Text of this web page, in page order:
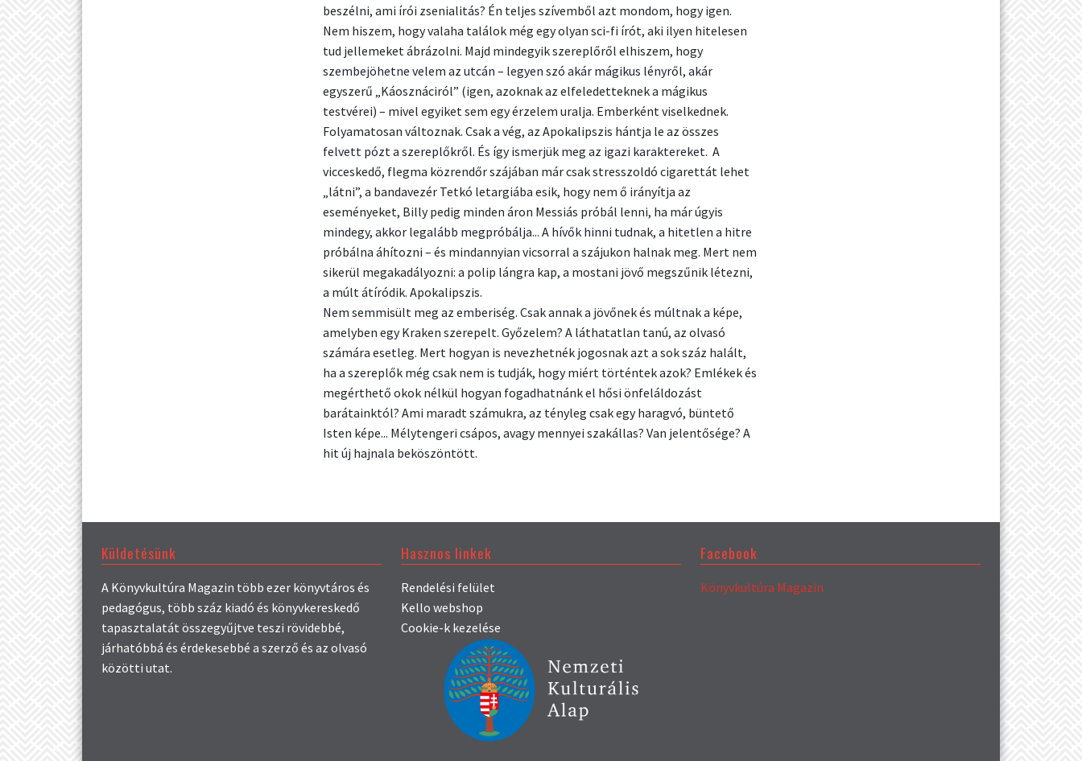
beszélni, ami írói zsenialitás? Én teljes szívemből azt mondom, hogy igen.
Nem hiszem, hogy valaha találok még egy olyan sci-fi írót, aki ilyen hitelesen
tud jellemeket ábrázolni. Majd mindegyik szereplőről elhiszem, hogy
szembejöhetne velem az utcán – legyen szó akár mágikus lényről, akár
egyszerű „Káosznáciról” (igen, azoknak az elfeledetteknek a mágikus
testvérei) – mivel egyiket sem egy érzelem uralja. Emberként viselkednek.
Folyamatosan változnak. Csak a vég, az Apokalipszis hántja le az összes
felvett pózt a szereplőkről. És így ismerjük meg az igazi karaktereket. A
vicceskedő, flegma közrendőr szájában már csak stresszoldó cigarettát lehet
„látni”, a bandavezér Tetkó letargiába esik, hogy nem ő irányítja az
eseményeket, Billy pedig minden áron Messiás próbál lenni, ha már úgyis
mindegy, akkor legalább megpróbálja... A hívők hinni tudnak, a hitetlen a hitre
próbálna áhítozni – és mindannyian vicsorral a szájukon halnak meg. Mert nem
sikerül megakadályozni: a polip lángra kap, a mostani jövő megszűnik létezni,
a múlt átíródik. Apokalipszis.
Nem semmisült meg az emberiség. Csak annak a jövőnek és múltnak a képe,
amelyben egy Kraken szerepelt. Győzelem? A láthatatlan tanú, az olvasó
számára esetleg. Mert hogyan is nevezhetnék jogosnak azt a sok száz halált,
ha a szereplők még csak nem is tudják, hogy miért történtek azok? Emlékek és
megérthető okok nélkül hogyan fogadhatnánk el hősi önfeláldozást
barátainktól? Ami maradt számukra, az tényleg csak egy haragvó, büntető
Isten képe... Mélytengeri csápos, avagy mennyei szakállas? Van jelentősége? A
hit új hajnala beköszöntött.
Küldetésünk
A Könyvkultúra Magazin több ezer könyvtáros és
pedagógus, több száz kiadó és könyvkereskedő
tapasztalatát összegyűjtve teszi rövidebbé,
járhatóbbá és érdekesebbé a szerző és az olvasó
közötti utat.
Hasznos linkek
Rendelési felület
Kello webshop
Cookie-k kezelése
Facebook
Könyvkultúra Magazin